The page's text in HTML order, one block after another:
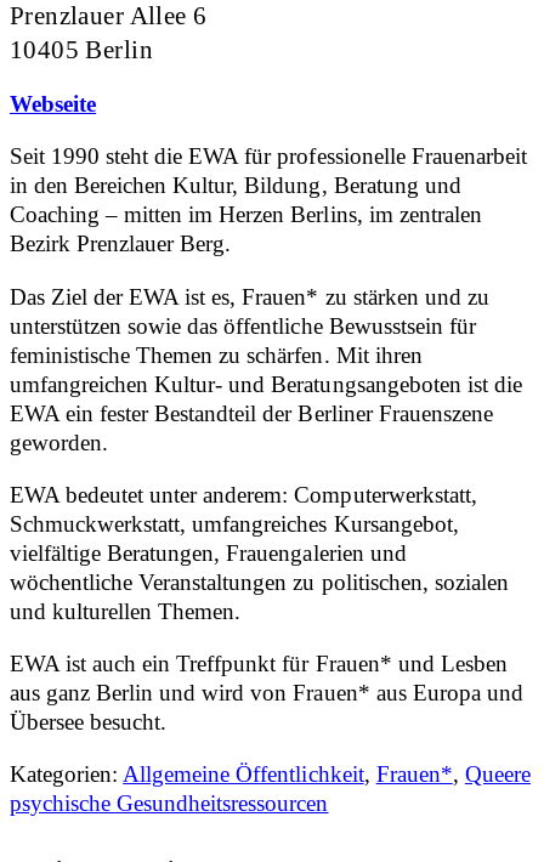
Prenzlauer Allee 6
10405 Berlin
Webseite
Seit 1990 steht die EWA für professionelle Frauenarbeit
in den Bereichen Kultur, Bildung, Beratung und
Coaching – mitten im Herzen Berlins, im zentralen
Bezirk Prenzlauer Berg.
Das Ziel der EWA ist es, Frauen* zu stärken und zu
unterstützen sowie das öffentliche Bewusstsein für
feministische Themen zu schärfen. Mit ihren
umfangreichen Kultur- und Beratungsangeboten ist die
EWA ein fester Bestandteil der Berliner Frauenszene
geworden.
EWA bedeutet unter anderem: Computerwerkstatt,
Schmuckwerkstatt, umfangreiches Kursangebot,
vielfältige Beratungen, Frauengalerien und
wöchentliche Veranstaltungen zu politischen, sozialen
und kulturellen Themen.
EWA ist auch ein Treffpunkt für Frauen* und Lesben
aus ganz Berlin und wird von Frauen* aus Europa und
Übersee besucht.
Kategorien: Allgemeine Öffentlichkeit, Frauen*, Queere
psychische Gesundheitsressourcen